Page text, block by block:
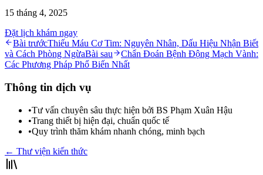
15 tháng 4, 2025
Đặt lịch khám ngay
Bài trướcThiếu Máu Cơ Tim: Nguyên Nhân, Dấu Hiệu Nhận Biết
và Cách Phòng NgừaBài sau
Chẩn Đoán Bệnh Động Mạch Vành:
Các Phương Pháp Phổ Biến Nhất
Thông tin dịch vụ
•Tư vấn chuyên sâu thực hiện bởi BS Phạm Xuân Hậu
•Trang thiết bị hiện đại, chuẩn quốc tế
•Quy trình thăm khám nhanh chóng, minh bạch
← Thư viện kiến thức